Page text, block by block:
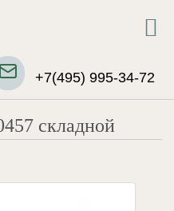
+7(495) 995-34-72
складной